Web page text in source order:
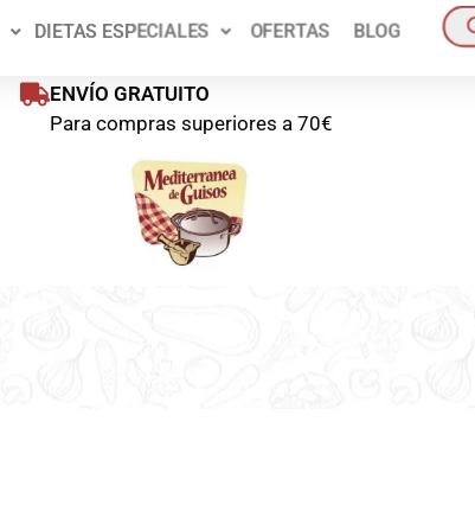
Pídelo aquí
ENVÍO GRATUITO
Para compras superiores a 70€
DIETAS ESPECIALES OFERTAS BLOG